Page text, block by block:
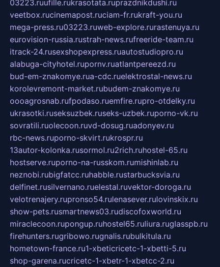
03223.ruufille.rukrasotata.ruprazdnikdushi.ru
veetbox.rucinemapost.ruciam-fr.rukraft-you.ru
mega-press.ru03223.ruweb-explore.rurastenuya.ru
eurovision-russia.rustrah-news.rufreeride-team.ru
itrack-24.rusexshopexpress.ruautostudiopro.ru
alabuga-cityhotel.rupornv.ruatlantpereezd.ru
bud-em-znakomye.rua-cdc.ruelektrostal-news.ru
korolevremont-market.rubudem-znakomye.ru
oooagrosnab.rufpodaso.ruemfire.rupro-otdelky.ru
ukrasotki.ruseksuzbek.ruseks-uzbek.ruporno-vk.ru
sovratili.ruolecoon.ruvd-dosug.ruadonyev.ru
rbc-news.ruporno-skvirt.rukrospr.ru
13autor-kolonka.rusormol.ru2rich.ruhostel-65.ru
hostserve.ruporno-na-russkom.rumishinlab.ru
neznobi.rubigfatcc.ruhabble.rustarbucksvia.ru
delfinet.rusilvernano.ruelestal.ruvektor-doroga.ru
velotrenajery.rupronso54.rulenasever.rulovinskix.ru
show-pets.rusmartnews03.rudiscofoxworld.ru
miraclecoon.rupongup.ruhostel65.ruliura.ruglasspb.ru
firehunters.rugribowo.rugnalis.rubulkitula.ru
hometown-france.ru1-xbeticricetc-1-xbetti-5.ru
shop-garena.rucricetc-1-xbetr-1-xbetcc-2.ru